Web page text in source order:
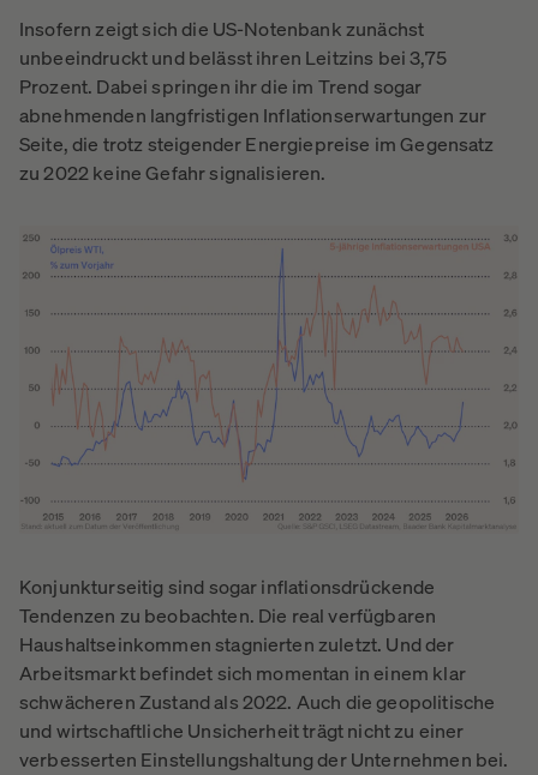
Insofern zeigt sich die US-Notenbank zunächst
unbeeindruckt und belässt ihren Leitzins bei 3,75
Prozent. Dabei springen ihr die im Trend sogar
abnehmenden langfristigen Inflationserwartungen zur
Seite, die trotz steigender Energiepreise im Gegensatz
zu 2022 keine Gefahr signalisieren.
Konjunkturseitig sind sogar inflationsdrückende
Tendenzen zu beobachten. Die real verfügbaren
Haushaltseinkommen stagnierten zuletzt. Und der
Arbeitsmarkt befindet sich momentan in einem klar
schwächeren Zustand als 2022. Auch die geopolitische
und wirtschaftliche Unsicherheit trägt nicht zu einer
verbesserten Einstellungshaltung der Unternehmen bei.